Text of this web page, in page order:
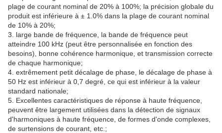
plage de courant nominal de 20% à 100%; la précision globale du
produit est inférieure à ± 1.0% dans la plage de courant nominal
de 10% à 20%;
3. large bande de fréquence, la bande de fréquence peut
atteindre 100 kHz (peut être personnalisée en fonction des
besoins), bonne cohérence harmonique, et transmission correcte
de chaque harmonique;
4. extrêmement petit décalage de phase, le décalage de phase à
50 Hz est inférieur à 0,7 degré, ce qui est inférieur à la valeur
standard nationale;
5. Excellentes caractéristiques de réponse à haute fréquence,
peuvent être largement utilisées dans la détection de signaux
d'harmoniques à haute fréquence, de formes d'onde complexes,
de surtensions de courant, etc.;